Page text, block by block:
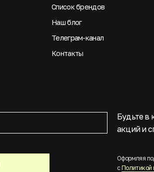
Будьте в
акций и
Оформляя
с Политикой
Список брендов
Наш блог
Телеграм-канал
Контакты